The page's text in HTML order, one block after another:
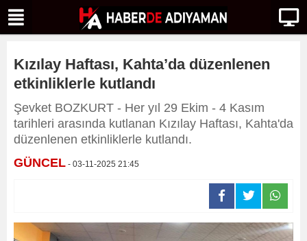
Kızılay Haftası, Kahta’da düzenlenen
etkinliklerle kutlandı
Şevket BOZKURT - Her yıl 29 Ekim - 4 Kasım
tarihleri arasında kutlanan Kızılay Haftası, Kahta'da
düzenlenen etkinliklerle kutlandı.
GÜNCEL - 03-11-2025 21:45